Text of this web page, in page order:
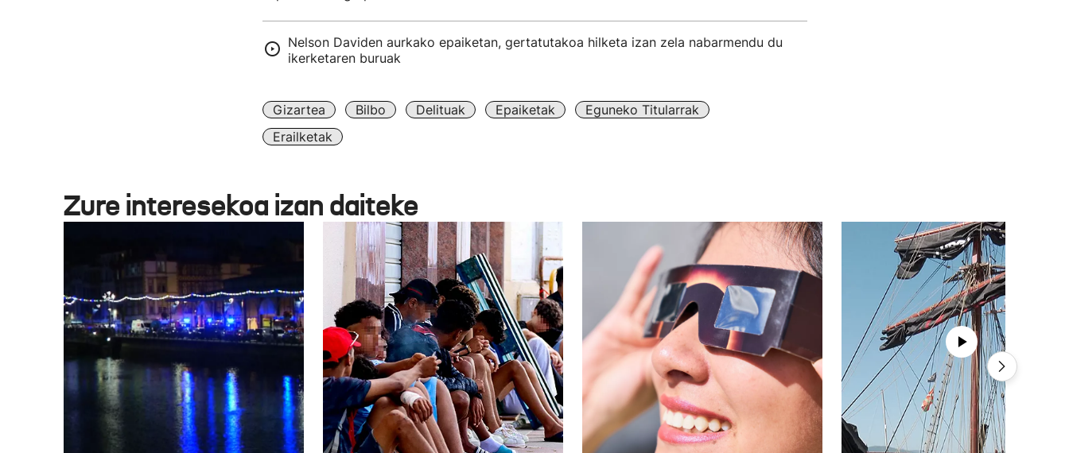
Nelson Daviden aurkako epaiketan, gertatutakoa hilketa izan zela nabarmendu du
ikerketaren buruak
Gizartea Bilbo Delituak Epaiketak
Eguneko Titularrak
Erailketak
Zure interesekoa izan daiteke